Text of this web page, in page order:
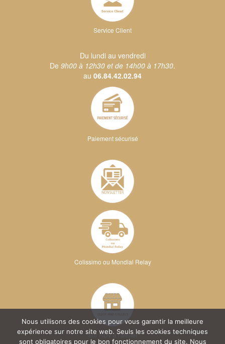
Service Client
Du lundi au vendredi
De 9h00 à 12h30 et de 14h00 à 17h30.
au 06.84.42.02.94
Paiement sécurisé
Colissimo ou Mondial Relay
Sur RDV à l'atelier
Nous utilisons des cookies pour vous garantir la meilleure
expérience sur notre site web. Seuls les cookies techniques
sont obligatoires pour le bon fonctionnement du site. Nous